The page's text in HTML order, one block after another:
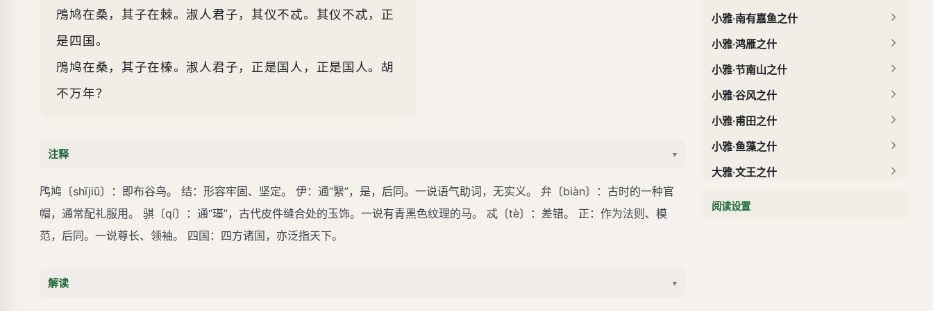
鳲鸠在桑，其子在棘。淑人君子，其仪不忒。其仪不忒，正
是四国。
鳲鸠在桑，其子在榛。淑人君子，正是国人，正是国人。胡
不万年？
注释 ▾
鸤鸠〔shījiū〕：即布谷鸟。 结：形容牢固、坚定。 伊：通“繄”，是，后同。一说语气助词，无实义。 弁〔biàn〕：古时的一种官
帽，通常配礼服用。 骐〔qí〕：通“璂”，古代皮件缝合处的玉饰。一说有青黑色纹理的马。 忒〔tè〕：差错。 正：作为法则、模
范，后同。一说尊长、领袖。 四国：四方诸国，亦泛指天下。
解读 ▾
小雅·南有嘉鱼之什
小雅·鸿雁之什
小雅·节南山之什
小雅·谷风之什
小雅·甫田之什
小雅·鱼藻之什
大雅·文王之什
大雅·生民之什
阅读设置